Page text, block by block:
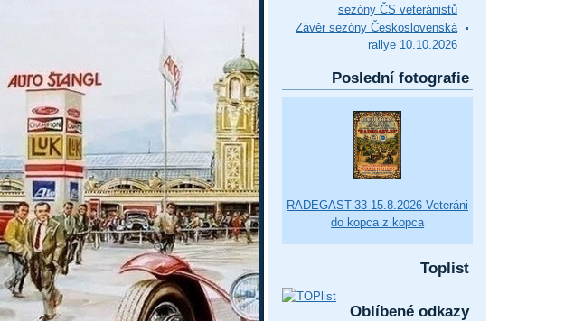
sezóny ČS veteránistů
Závěr sezóny Československá
rallye 10.10.2026
Poslední fotografie
RADEGAST-33 15.8.2026 Veteráni
do kopca z kopca
Toplist
Oblíbené odkazy